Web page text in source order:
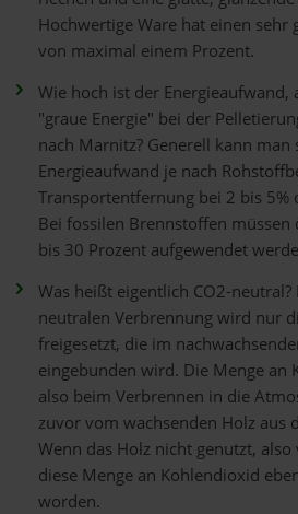
Hochwertige Ware hat einen sehr
von maximal einem Prozent.
Wie hoch ist der Energieaufwand,
"graue Energie" bei der
nach Marnitz? Generell kann man
Energieaufwand je nach
Transportentfernung bei 2 bis 5%
Bei fossilen Brennstoffen
bis 30 Prozent aufgewendet
Was heißt eigentlich CO2-neutral?
neutralen Verbrennung wird nur
freigesetzt, die im
eingebunden wird. Die Menge an
also beim Verbrennen in die
zuvor vom wachsenden Holz aus
Wenn das Holz nicht genutzt,
diese Menge an Kohlendioxid
worden.